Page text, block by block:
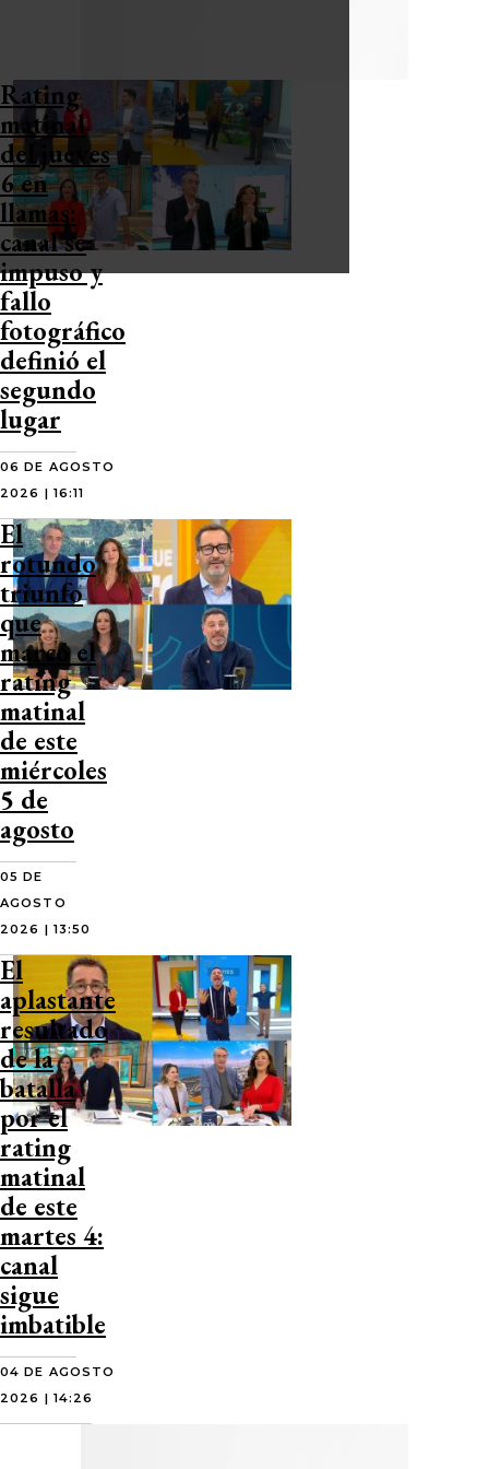
Rating
matinal
del jueves
6 en
llamas:
canal se
impuso y
fallo
fotográfico
definió el
segundo
lugar
06 DE AGOSTO
2026 | 16:11
El
rotundo
triunfo
que
marcó el
rating
matinal
de este
miércoles
5 de
agosto
05 DE
AGOSTO
2026 | 13:50
El
aplastante
resultado
de la
batalla
por el
rating
matinal
de este
martes 4:
canal
sigue
imbatible
04 DE AGOSTO
2026 | 14:26